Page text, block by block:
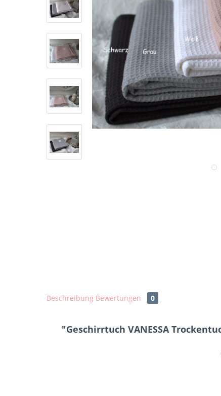
Beschreibung Bewertungen 0
"Geschirrtuch VANESSA